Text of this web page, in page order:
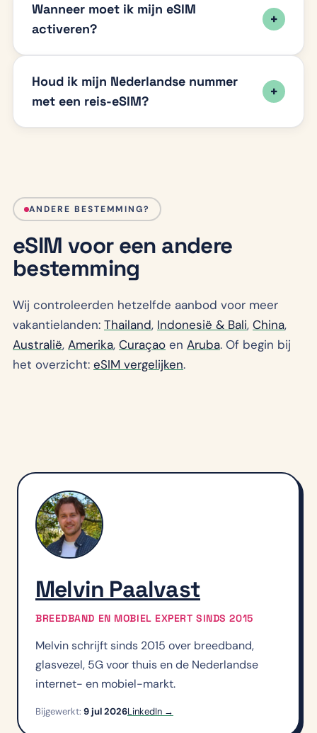
Wanneer moet ik mijn eSIM
activeren?
Houd ik mijn Nederlandse nummer
met een reis-eSIM?
ANDERE BESTEMMING?
eSIM voor een andere
bestemming
Wij controleerden hetzelfde aanbod voor meer
vakantielanden: Thailand, Indonesië & Bali, China,
Australië, Amerika, Curaçao en Aruba. Of begin bij
het overzicht: eSIM vergelijken.
Melvin Paalvast
BREEDBAND EN MOBIEL EXPERT SINDS 2015
Melvin schrijft sinds 2015 over breedband,
glasvezel, 5G voor thuis en de Nederlandse
internet- en mobiel-markt.
Bijgewerkt: 9 jul 2026LinkedIn →